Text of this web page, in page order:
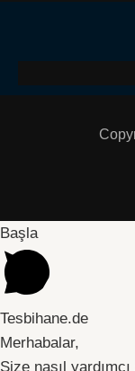
Başla
Tesbihane.de
Merhabalar,
Size nasıl